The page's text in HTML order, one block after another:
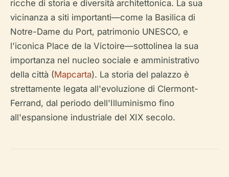
ricche di storia e diversità architettonica. La sua
vicinanza a siti importanti—come la Basilica di
Notre-Dame du Port, patrimonio UNESCO, e
l'iconica Place de la Victoire—sottolinea la sua
importanza nel nucleo sociale e amministrativo
della città (Mapcarta). La storia del palazzo è
strettamente legata all'evoluzione di Clermont-
Ferrand, dal periodo dell'Illuminismo fino
all'espansione industriale del XIX secolo.